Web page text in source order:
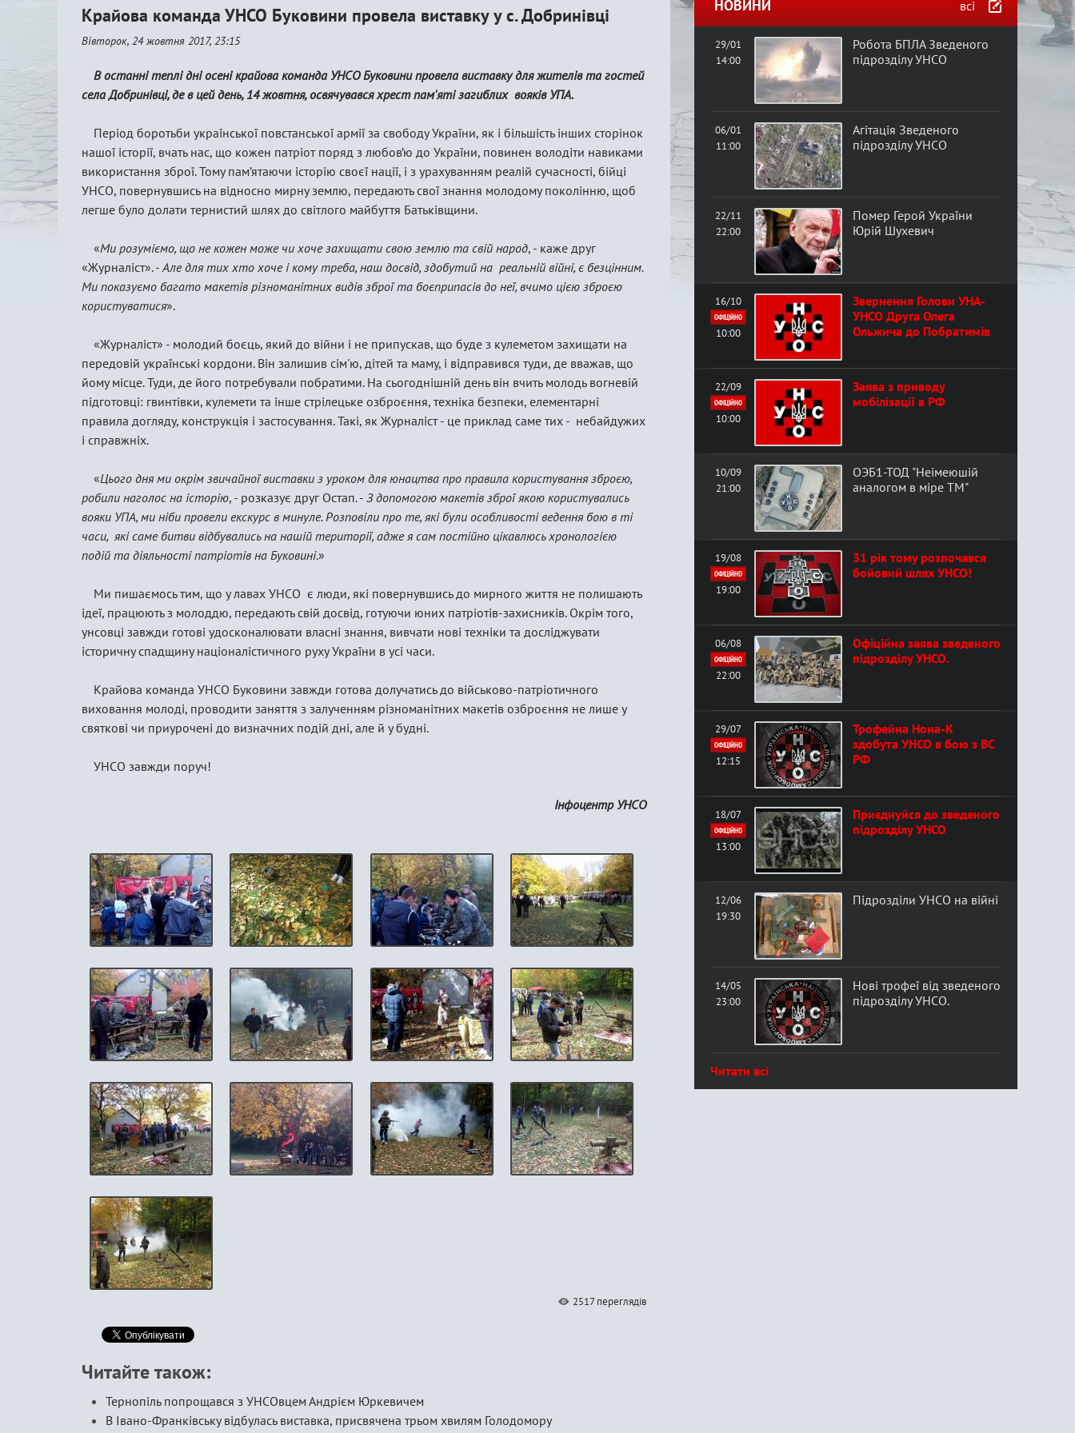
а
р
а
НОВИНИ всі
29/01
14:00
Робота БПЛА Зведеного
підрозділу УНСО
06/01
11:00
Агітація Зведеного
підрозділу УНСО
22/11
22:00
Помер Герой України
Юрій Шухевич
16/10
ОФІЦІЙНО
10:00
Звернення Голови УНА-
УНСО Друга Олега
Ольжича до Побратимів
22/09
ОФІЦІЙНО
10:00
Заява з приводу
мобілізації в РФ
10/09
21:00
ОЭБ1-ТОД "Неімеюшій
аналогом в міре ТМ"
19/08
ОФІЦІЙНО
19:00
31 рік тому розпочався
бойовий шлях УНСО!
06/08
ОФІЦІЙНО
22:00
Офіційна заява зведеного
підрозділу УНСО.
29/07
ОФІЦІЙНО
12:15
Трофейна Нона-К
здобута УНСО в бою з ВС
РФ
18/07
ОФІЦІЙНО
13:00
Приєднуйся до зведеного
підрозділу УНСО
12/06
19:30
Підрозділи УНСО на війні
14/05
23:00
Нові трофеї від зведеного
підрозділу УНСО.
Читати всі
Крайова команда УНСО Буковини провела виставку у с. Добринівці
Вівторок, 24 жовтня 2017, 23:15
В останні теплі дні осені крайова команда УНСО Буковини провела виставку для жителів та гостей
села Добринівці, де в цей день, 14 жовтня, освячувався хрест пам'яті загиблих вояків УПА.
Період боротьби української повстанської армії за свободу України, як і більшість інших сторінок
нашої історії, вчать нас, що кожен патріот поряд з любов’ю до України, повинен володіти навиками
використання зброї. Тому пам’ятаючи історію своєї нації, і з урахуванням реалій сучасності, бійці
УНСО, повернувшись на відносно мирну землю, передають свої знання молодому поколінню, щоб
легше було долати тернистий шлях до світлого майбуття Батьківщини.
«Ми розуміємо, що не кожен може чи хоче захищати свою землю та свій народ, - каже друг
«Журналіст». -Але для тих хто хоче і кому треба, наш досвід, здобутий на реальній війні, є безцінним.
Ми показуємо багато макетів різноманітних видів зброї та боєприпасів до неї, вчимо цією зброєю
користуватися».
«Журналіст» - молодий боєць, який до війни і не припускав, що буде з кулеметом захищати на
передовій українські кордони. Він залишив сім'ю, дітей та маму, і відправився туди, де вважав, що
йому місце. Туди, де його потребували побратими. На сьогоднішній день він вчить молодь вогневій
підготовці: гвинтівки, кулемети та інше стрілецьке озброєння, техніка безпеки, елементарні
правила догляду, конструкція і застосування. Такі, як Журналіст - це приклад саме тих - небайдужих
і справжніх.
«Цього дня ми окрім звичайної виставки з уроком для юнацтва про правила користування зброєю,
робили наголос на історію, - розказує друг Остап. - З допомогою макетів зброї якою користувались
вояки УПА, ми ніби провели екскурс в минуле. Розповіли про те, які були особливості ведення бою в ті
часи, які саме битви відбувались на нашій території, адже я сам постійно цікавлюсь хронологією
подій та діяльності патріотів на Буковині.»
Ми пишаємось тим, що у лавах УНСО є люди, які повернувшись до мирного життя не полишають
ідеї, працюють з молоддю, передають свій досвід, готуючи юних патріотів-захисників. Окрім того,
унсовці завжди готові удосконалювати власні знання, вивчати нові техніки та досліджувати
історичну спадщину націоналістичного руху України в усі часи.
Крайова команда УНСО Буковини завжди готова долучатись до військово-патріотичного
виховання молоді, проводити заняття з залученням різноманітних макетів озброєння не лише у
святкові чи приурочені до визначних подій дні, але й у будні.
УНСО завжди поруч!
Інфоцентр УНСО
2517 переглядів
Читайте також:
Тернопіль попрощався з УНСОвцем Андрієм Юркевичем
В Івано-Франківську відбулась виставка, присвячена трьом хвилям Голодомору